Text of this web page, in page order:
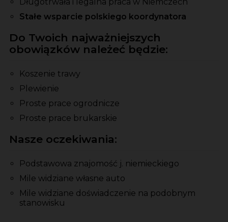
Długotrwała i legalna praca w Niemczech
Stałe wsparcie polskiego koordynatora
Do Twoich najważniejszych
obowiązków należeć będzie:
Koszenie trawy
Plewienie
Proste prace ogrodnicze
Proste prace brukarskie
Nasze oczekiwania:
Podstawowa znajomość j. niemieckiego
Mile widziane własne auto
Mile widziane doświadczenie na podobnym
stanowisku